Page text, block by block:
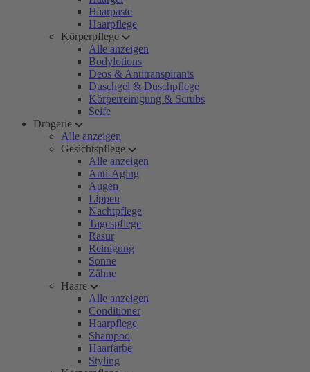
Haarpaste
Haarpflege
Körperpflege
Alle anzeigen
Bodylotions
Deos & Antitranspirants
Duschgel & Duschpflege
Körperreinigung & Scrubs
Seife
Drogerie
Alle anzeigen
Gesichtspflege
Alle anzeigen
Anti-Aging
Augen
Lippen
Nachtpflege
Tagespflege
Rasur
Reinigung
Sonne
Zähne
Haare
Alle anzeigen
Conditioner
Haarpflege
Shampoo
Haarfarbe
Styling